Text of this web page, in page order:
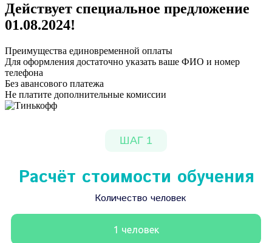
Действует специальное предложение
01.08.2024!
Преимущества единовременной оплаты
Для оформления достаточно указать ваше ФИО и номер
телефона
Без авансового платежа
Не платите дополнительные комиссии